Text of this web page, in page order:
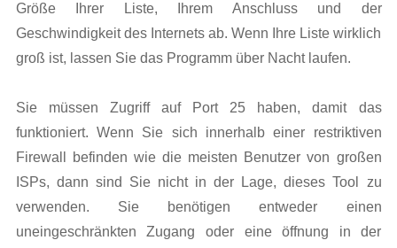
Größe Ihrer Liste, Ihrem Anschluss und der
Geschwindigkeit des Internets ab. Wenn Ihre Liste wirklich
groß ist, lassen Sie das Programm über Nacht laufen.
Sie müssen Zugriff auf Port 25 haben, damit das
funktioniert. Wenn Sie sich innerhalb einer restriktiven
Firewall befinden wie die meisten Benutzer von großen
ISPs, dann sind Sie nicht in der Lage, dieses Tool zu
verwenden. Sie benötigen entweder einen
uneingeschränkten Zugang oder eine öffnung in der